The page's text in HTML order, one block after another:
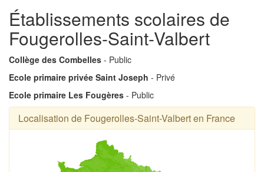
Établissements scolaires de
Fougerolles-Saint-Valbert
Collège des Combelles - Public
Ecole primaire privée Saint Joseph - Privé
Ecole primaire Les Fougères - Public
Localisation de Fougerolles-Saint-Valbert en France